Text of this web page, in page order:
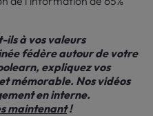
ils à vos valeurs
fédère autour de votre
expliquez vos
mémorable. Nos vidéos
en interne.
maintenant!